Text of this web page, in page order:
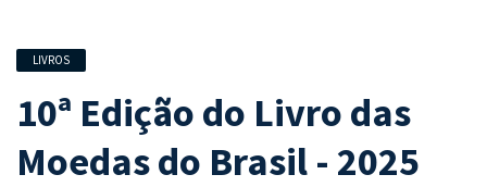
LIVROS
10ª Edição do Livro das
Moedas do Brasil - 2025